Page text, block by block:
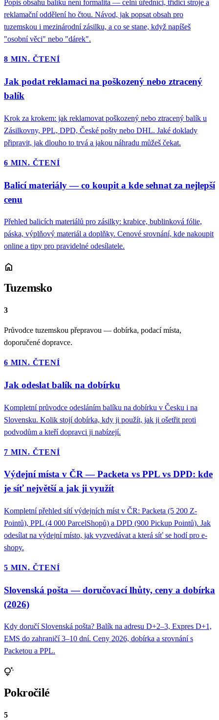
Popis obsahu balíku není formalita — celní úředníci, třídicí stroje a
reklamační oddělení ho čtou. Návod, jak popsat obsah pro
tuzemskou i mezinárodní zásilku, a co se stane, když napíšeš
"osobní věci" nebo "dárek".
8 MIN. ČTENÍ
Jak podat reklamaci na poškozený nebo ztracený
balík
Krok za krokem: jak reklamovat poškozený nebo ztracený balík u
Zásilkovny, PPL, DPD, České pošty nebo DHL. Jaké doklady
připravit, jak dlouho to trvá a jakou náhradu můžeš čekat.
6 MIN. ČTENÍ
Balicí materiály — co koupit a kde sehnat za nejlepší
cenu
Přehled balicích materiálů pro zásilky: krabice, bublinková fólie,
páska, výplňový materiál a doplňky. Cenové srovnání, kde nakoupit
online a tipy pro pravidelné odesílatele.
home
Tuzemsko
3
Průvodce tuzemskou přepravou — dobírka, podací místa,
doporučené dopravce.
6 MIN. ČTENÍ
Jak odeslat balík na dobírku
Kompletní průvodce odesláním balíku na dobírku v Česku i na
Slovensku. Kolik stojí dobírka, kdy ji použít, jak ji ošetřit proti
podvodům a kteří dopravci ji nabízejí.
7 MIN. ČTENÍ
Výdejní místa v ČR — Packeta vs PPL vs DPD: kde
je síť největší a jak ji využít
Kompletní přehled sítí výdejních míst v ČR: Packeta (5 200 Z-
Pointů), PPL (4 000 ParcelShopů) a DPD (900 Pickup Pointů). Jak
odesílat na výdejní místo, jak vyzvedávat a která síť se hodí pro e-
shopy.
5 MIN. ČTENÍ
Slovenská pošta — doručovací lhůty, ceny a dobírka
(2026)
Kdy doručí Slovenská pošta? Balík na adresu D+2–3, Expres D+1,
EMS do zahraničí 3–10 dní. Ceny 2026, dobírka a srovnání s
Packetou a PPL.
tips_and_updates
Pokročilé
5